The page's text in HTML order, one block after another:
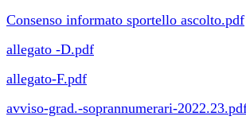
Consenso informato sportello ascolto.pdf
allegato -D.pdf
allegato-F.pdf
avviso-grad.-soprannumerari-